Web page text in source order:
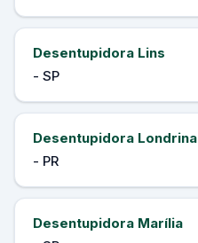
Desentupidora Lins
- SP
Desentupidora Londrina
- PR
Desentupidora Marília